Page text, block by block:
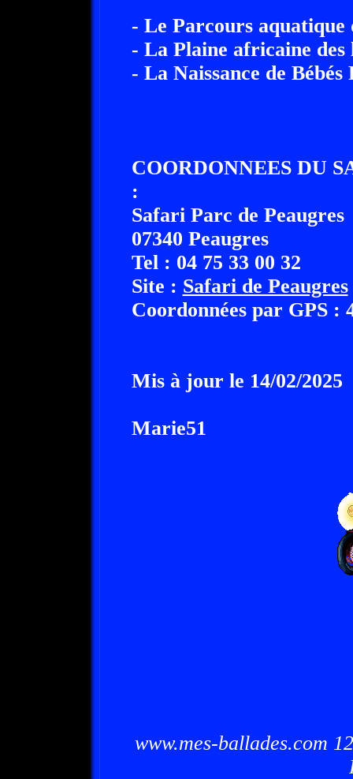
- Le Parcours aquatique
- La Plaine africaine des
- La Naissance de Bébés
COORDONNEES DU
:
Safari Parc de Peaugres
07340 Peaugres
Tel : 04 75 33 00 32
Site : Safari de Peaugres
Coordonnées par GPS :
Mis à jour le 14/02/2025
Marie51
www.mes-ballades.com